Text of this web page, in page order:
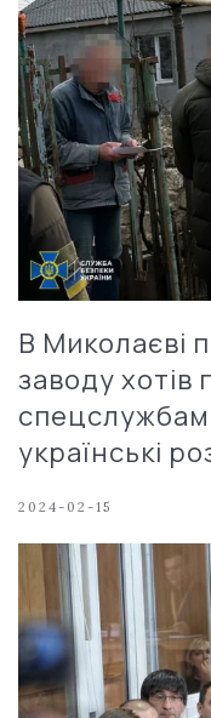
В Миколаєві
заводу хотів
спецслужбам
українські
2024-02-15